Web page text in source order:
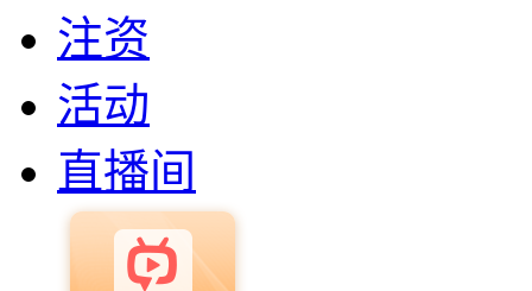
注资
活动
直播间